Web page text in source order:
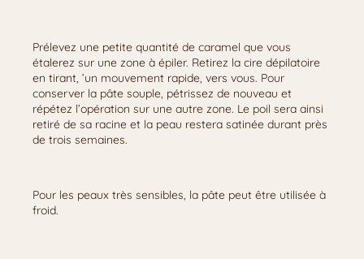
Prélevez une petite quantité de caramel que vous
étalerez sur une zone à épiler. Retirez la cire dépilatoire
en tirant, ’un mouvement rapide, vers vous. Pour
conserver la pâte souple, pétrissez de nouveau et
répétez l’opération sur une autre zone. Le poil sera ainsi
retiré de sa racine et la peau restera satinée durant près
de trois semaines.
Pour les peaux très sensibles, la pâte peut être utilisée à
froid.